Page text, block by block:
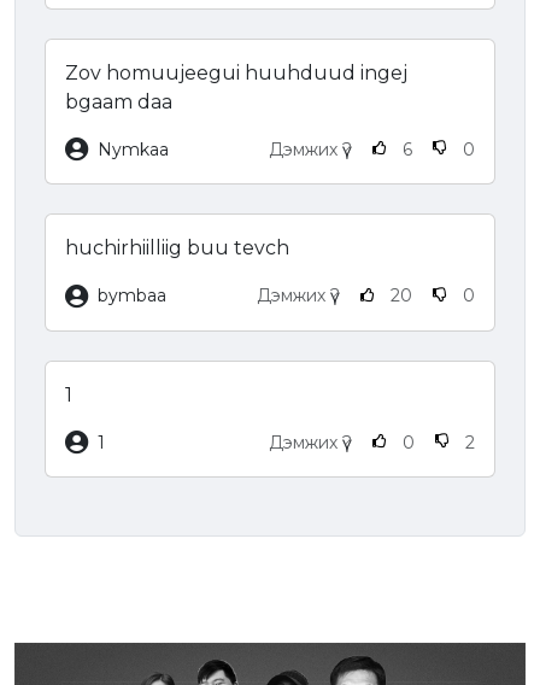
Zov homuujeegui huuhduud ingej
bgaam daa
Nymkaa Дэмжих үү? 6 0
huchirhiilliig buu tevch
bymbaa Дэмжих үү? 20 0
1
1 Дэмжих үү? 0 2